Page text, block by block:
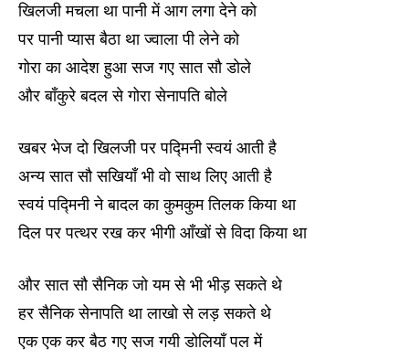
खिलजी मचला था पानी में आग लगा देने को
पर पानी प्यास बैठा था ज्वाला पी लेने को
गोरा का आदेश हुआ सज गए सात सौ डोले
और बाँकुरे बदल से गोरा सेनापति बोले
खबर भेज दो खिलजी पर पद्मिनी स्वयं आती है
अन्य सात सौ सखियाँ भी वो साथ लिए आती है
स्वयं पद्मिनी ने बादल का कुमकुम तिलक किया था
दिल पर पत्थर रख कर भीगी आँखों से विदा किया था
और सात सौ सैनिक जो यम से भी भीड़ सकते थे
हर सैनिक सेनापति था लाखो से लड़ सकते थे
एक एक कर बैठ गए सज गयी डोलियाँ पल में